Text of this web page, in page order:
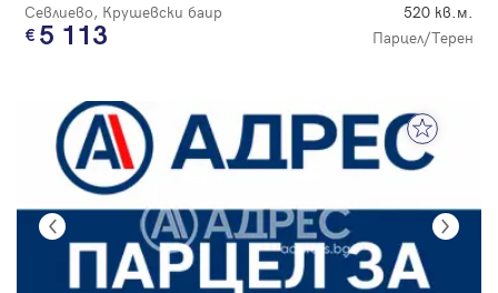
Севлиево, Крушевски баир 520 кв.м.
5 113 Парцел/Терен